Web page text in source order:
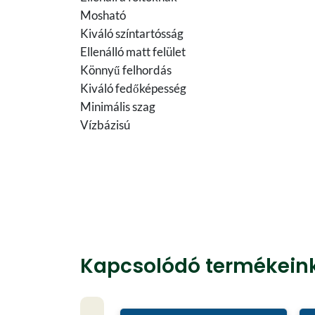
Mosható
Kiváló színtartósság
Ellenálló matt felület
Könnyű felhordás
Kiváló fedőképesség
Minimális szag
Vízbázisú
Kapcsolódó